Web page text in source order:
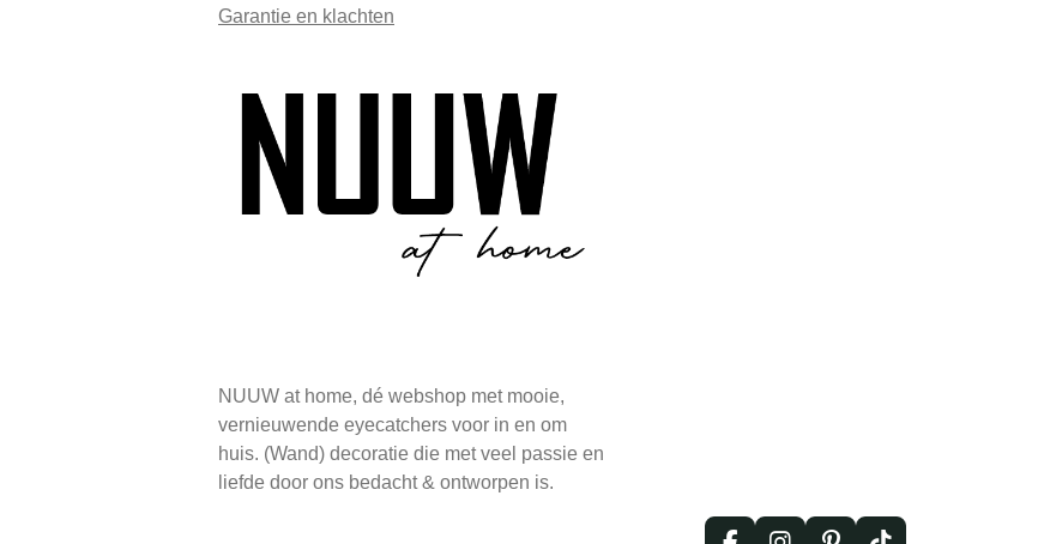
Garantie en klachten
NUUW at home, dé webshop met mooie,
vernieuwende eyecatchers voor in en om
huis. (Wand) decoratie die met veel passie en
liefde door ons bedacht & ontworpen is.